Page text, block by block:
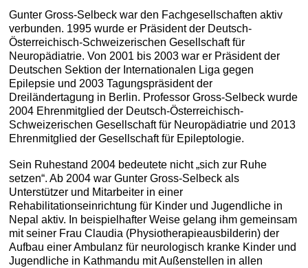
Gunter Gross-Selbeck war den Fachgesellschaften aktiv
verbunden. 1995 wurde er Präsident der Deutsch-
Österreichisch-Schweizerischen Gesellschaft für
Neuropädiatrie. Von 2001 bis 2003 war er Präsident der
Deutschen Sektion der Internationalen Liga gegen
Epilepsie und 2003 Tagungspräsident der
Dreiländertagung in Berlin. Professor Gross-Selbeck wurde
2004 Ehrenmitglied der Deutsch-Österreichisch-
Schweizerischen Gesellschaft für Neuropädiatrie und 2013
Ehrenmitglied der Gesellschaft für Epileptologie.
Sein Ruhestand 2004 bedeutete nicht „sich zur Ruhe
setzen“. Ab 2004 war Gunter Gross-Selbeck als
Unterstützer und Mitarbeiter in einer
Rehabilitationseinrichtung für Kinder und Jugendliche in
Nepal aktiv. In beispielhafter Weise gelang ihm gemeinsam
mit seiner Frau Claudia (Physiotherapieausbilderin) der
Aufbau einer Ambulanz für neurologisch kranke Kinder und
Jugendliche in Kathmandu mit Außenstellen in allen